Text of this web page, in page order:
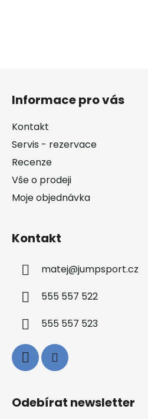
Informace pro vás
Kontakt
Servis - rezervace
Recenze
Vše o prodeji
Moje objednávka
Kontakt
matej@jumpsport.cz
555 557 522
555 557 523
Odebírat newsletter